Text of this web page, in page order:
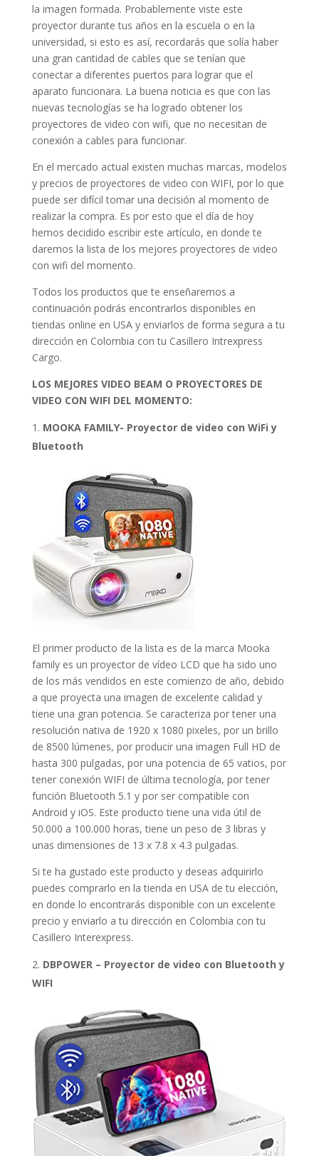
la imagen formada. Probablemente viste este
proyector durante tus años en la escuela o en la
universidad, si esto es así, recordarás que solía haber
una gran cantidad de cables que se tenían que
conectar a diferentes puertos para lograr que el
aparato funcionara. La buena noticia es que con las
nuevas tecnologías se ha logrado obtener los
proyectores de video con wifi, que no necesitan de
conexión a cables para funcionar.
En el mercado actual existen muchas marcas, modelos
y precios de proyectores de video con WIFI, por lo que
puede ser difícil tomar una decisión al momento de
realizar la compra. Es por esto que el día de hoy
hemos decidido escribir este artículo, en donde te
daremos la lista de los mejores proyectores de video
con wifi del momento.
Todos los productos que te enseñaremos a
continuación podrás encontrarlos disponibles en
tiendas online en USA y enviarlos de forma segura a tu
dirección en Colombia con tu Casillero Intrexpress
Cargo.
LOS MEJORES VIDEO BEAM O PROYECTORES DE
VIDEO CON WIFI DEL MOMENTO:
MOOKA FAMILY- Proyector de video con WiFi y
Bluetooth
El primer producto de la lista es de la marca Mooka
family es un proyector de vídeo LCD que ha sido uno
de los más vendidos en este comienzo de año, debido
a que proyecta una imagen de excelente calidad y
tiene una gran potencia. Se caracteriza por tener una
resolución nativa de 1920 x 1080 pixeles, por un brillo
de 8500 lúmenes, por producir una imagen Full HD de
hasta 300 pulgadas, por una potencia de 65 vatios, por
tener conexión WIFI de última tecnología, por tener
función Bluetooth 5.1 y por ser compatible con
Android y iOS. Este producto tiene una vida útil de
50.000 a 100.000 horas, tiene un peso de 3 libras y
unas dimensiones de 13 x 7.8 x 4.3 pulgadas.
Si te ha gustado este producto y deseas adquirirlo
puedes comprarlo en la tienda en USA de tu elección,
en donde lo encontrarás disponible con un excelente
precio y enviarlo a tu dirección en Colombia con tu
Casillero Interexpress.
DBPOWER – Proyector de video con Bluetooth y
WIFI